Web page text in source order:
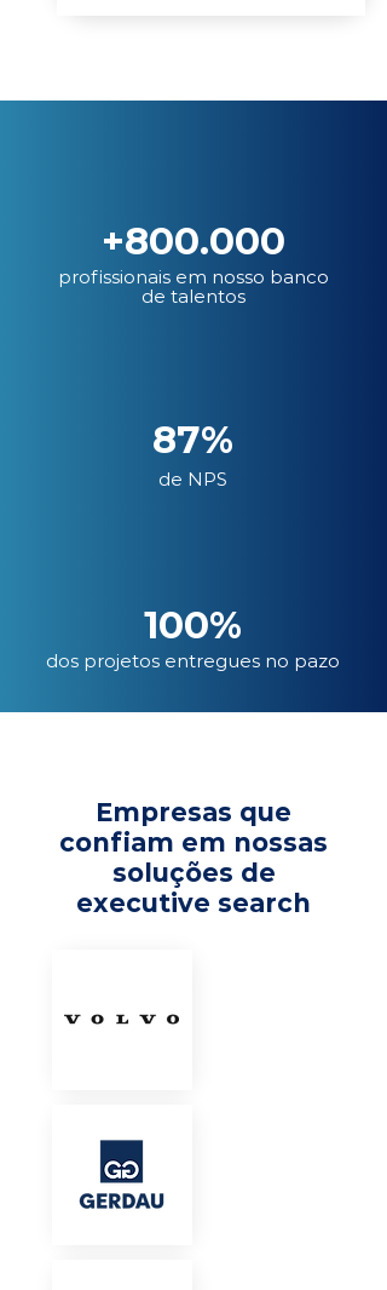
+800.000
profissionais em nosso banco
de talentos
87%
de NPS
100%
dos projetos entregues no pazo
Empresas que
confiam em nossas
soluções de
executive search